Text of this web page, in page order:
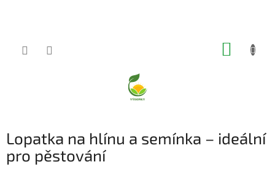
Lopatka na hlínu a semínka – ideální
pro pěstování